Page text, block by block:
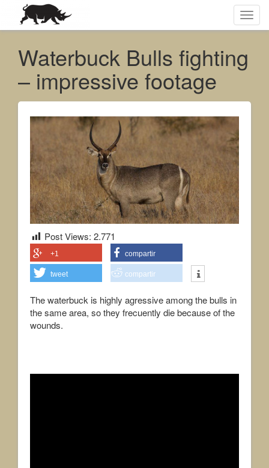
Waterbuck Bulls fighting
– impressive footage
Post Views: 2.771
+1 compartir
tweet compartir
The waterbuck is highly agressive among the bulls in
the same area, so they frecuently die because of the
wounds.